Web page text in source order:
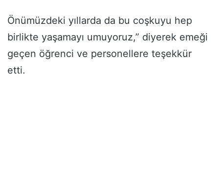
Önümüzdeki yıllarda da bu coşkuyu hep
birlikte yaşamayı umuyoruz,” diyerek emeği
geçen öğrenci ve personellere teşekkür
etti.